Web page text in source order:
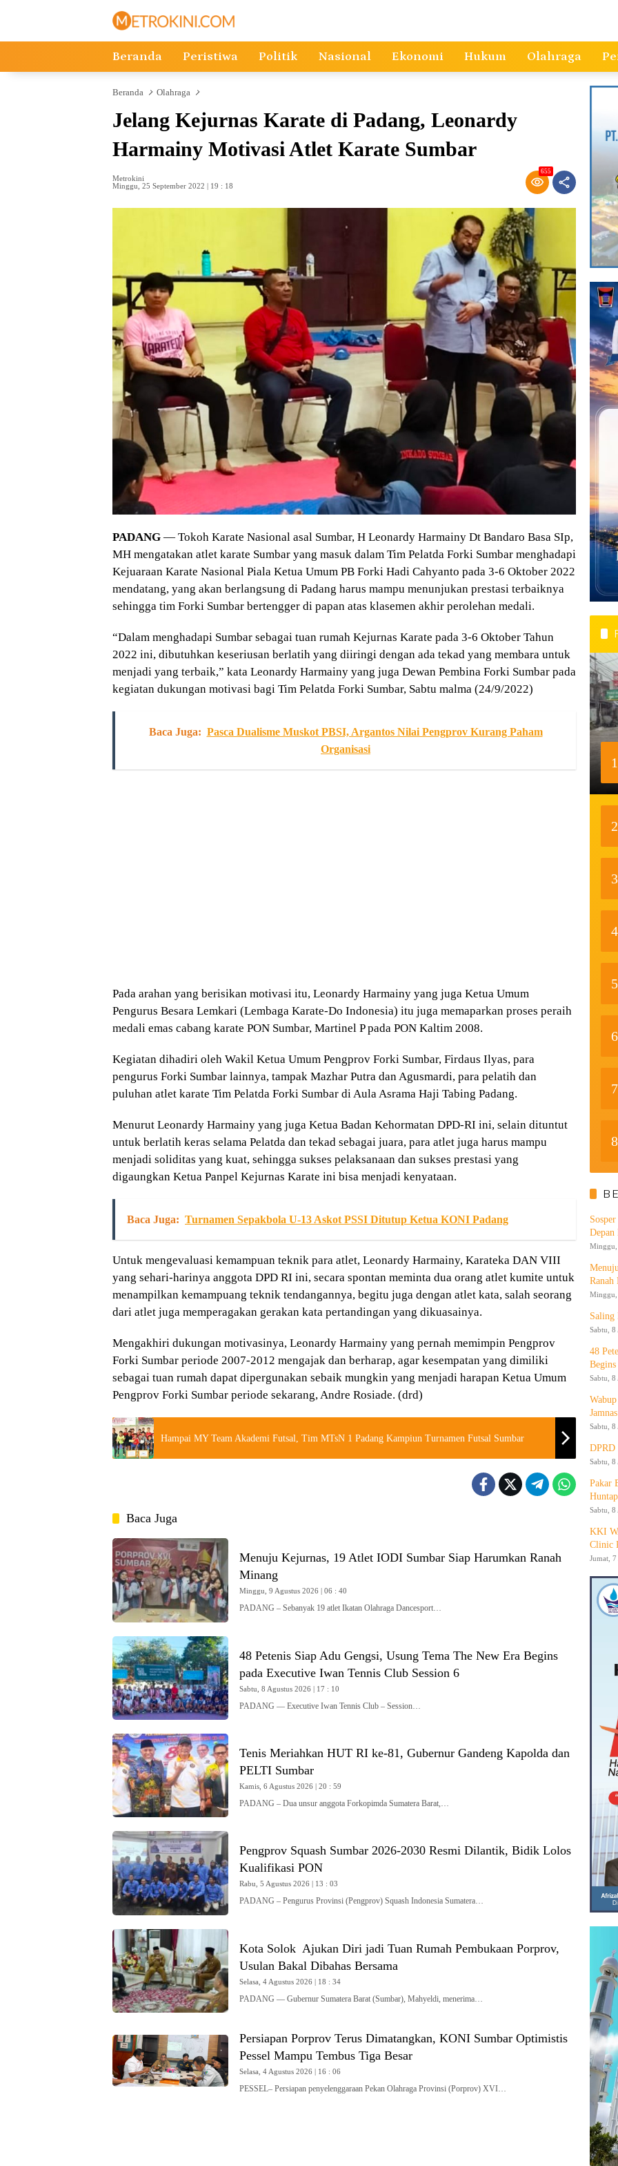
Beranda Peristiwa Politik Nasional Ekonomi Hukum Olahraga
Beranda Olahraga
Jelang Kejurnas Karate di Padang, Leonardy
Harmainy Motivasi Atlet Karate Sumbar
Metrokini
Minggu, 25 September 2022 | 19 : 18
655
PADANG — Tokoh Karate Nasional asal Sumbar, H Leonardy Harmainy Dt Bandaro Basa SIp,
MH mengatakan atlet karate Sumbar yang masuk dalam Tim Pelatda Forki Sumbar menghadapi
Kejuaraan Karate Nasional Piala Ketua Umum PB Forki Hadi Cahyanto pada 3-6 Oktober 2022
mendatang, yang akan berlangsung di Padang harus mampu menunjukan prestasi terbaiknya
sehingga tim Forki Sumbar bertengger di papan atas klasemen akhir perolehan medali.
“Dalam menghadapi Sumbar sebagai tuan rumah Kejurnas Karate pada 3-6 Oktober Tahun
2022 ini, dibutuhkan keseriusan berlatih yang diiringi dengan ada tekad yang membara untuk
menjadi yang terbaik,” kata Leonardy Harmainy yang juga Dewan Pembina Forki Sumbar pada
kegiatan dukungan motivasi bagi Tim Pelatda Forki Sumbar, Sabtu malma (24/9/2022)
Baca Juga: Pasca Dualisme Muskot PBSI, Argantos Nilai Pengprov Kurang Paham
Organisasi
Pada arahan yang berisikan motivasi itu, Leonardy Harmainy yang juga Ketua Umum
Pengurus Besara Lemkari (Lembaga Karate-Do Indonesia) itu juga memaparkan proses peraih
medali emas cabang karate PON Sumbar, Martinel P pada PON Kaltim 2008.
Kegiatan dihadiri oleh Wakil Ketua Umum Pengprov Forki Sumbar, Firdaus Ilyas, para
pengurus Forki Sumbar lainnya, tampak Mazhar Putra dan Agusmardi, para pelatih dan
puluhan atlet karate Tim Pelatda Forki Sumbar di Aula Asrama Haji Tabing Padang.
Menurut Leonardy Harmainy yang juga Ketua Badan Kehormatan DPD-RI ini, selain dituntut
untuk berlatih keras selama Pelatda dan tekad sebagai juara, para atlet juga harus mampu
menjadi soliditas yang kuat, sehingga sukses pelaksanaan dan sukses prestasi yang
digaungkan Ketua Panpel Kejurnas Karate ini bisa menjadi kenyataan.
Baca Juga: Turnamen Sepakbola U-13 Askot PSSI Ditutup Ketua KONI Padang
Untuk mengevaluasi kemampuan teknik para atlet, Leonardy Harmainy, Karateka DAN VIII
yang sehari-harinya anggota DPD RI ini, secara spontan meminta dua orang atlet kumite untuk
menampilkan kemampuang teknik tendangannya, begitu juga dengan atlet kata, salah seorang
dari atlet juga memperagakan gerakan kata pertandingan yang dikuasainya.
Mengakhiri dukungan motivasinya, Leonardy Harmainy yang pernah memimpin Pengprov
Forki Sumbar periode 2007-2012 mengajak dan berharap, agar kesempatan yang dimiliki
sebagai tuan rumah dapat dipergunakan sebaik mungkin yang menjadi harapan Ketua Umum
Pengprov Forki Sumbar periode sekarang, Andre Rosiade. (drd)
Hampai MY Team Akademi Futsal, Tim MTsN 1 Padang Kampiun Turnamen Futsal Sumbar
Baca Juga
Menuju Kejurnas, 19 Atlet IODI Sumbar Siap Harumkan Ranah
Minang
Minggu, 9 Agustus 2026 | 06 : 40
PADANG – Sebanyak 19 atlet Ikatan Olahraga Dancesport…
48 Petenis Siap Adu Gengsi, Usung Tema The New Era Begins
pada Executive Iwan Tennis Club Session 6
Sabtu, 8 Agustus 2026 | 17 : 10
PADANG — Executive Iwan Tennis Club – Session…
Tenis Meriahkan HUT RI ke-81, Gubernur Gandeng Kapolda dan
PELTI Sumbar
Kamis, 6 Agustus 2026 | 20 : 59
PADANG – Dua unsur anggota Forkopimda Sumatera Barat,…
Pengprov Squash Sumbar 2026-2030 Resmi Dilantik, Bidik Lolos
Kualifikasi PON
Rabu, 5 Agustus 2026 | 13 : 03
PADANG – Pengurus Provinsi (Pengprov) Squash Indonesia Sumatera…
Kota Solok Ajukan Diri jadi Tuan Rumah Pembukaan Porprov,
Usulan Bakal Dibahas Bersama
Selasa, 4 Agustus 2026 | 18 : 34
PADANG — Gubernur Sumatera Barat (Sumbar), Mahyeldi, menerima…
Persiapan Porprov Terus Dimatangkan, KONI Sumbar Optimistis
Pessel Mampu Tembus Tiga Besar
Selasa, 4 Agustus 2026 | 16 : 06
PESSEL– Persiapan penyelenggaraan Pekan Olahraga Provinsi (Porprov) XVI…
1
2
3
4
5
6
7
8
Depan
Minggu,
Ranah
Minggu,
Saling
Sabtu, 8
48
Sabtu, 8
Sabtu, 8
DPRD
Sabtu, 8
Pakar
Sabtu, 8
KKI
Clinic
Jumat,